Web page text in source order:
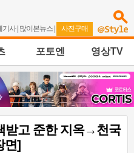
기사| 많이본뉴스 | 사진구매
포토엔 영상TV
받고 준한 지옥→천국
면]